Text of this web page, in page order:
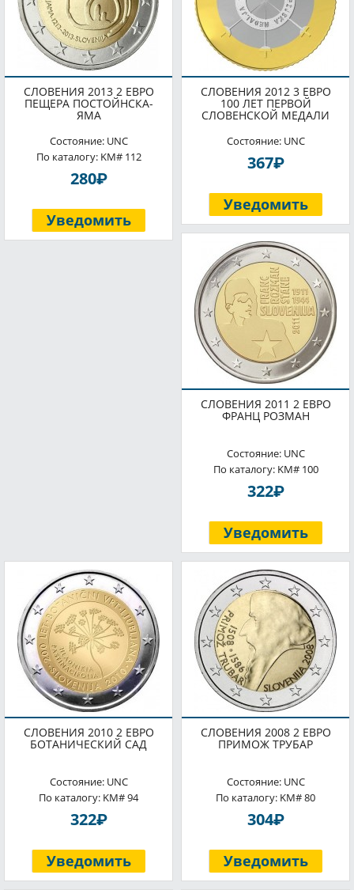
СЛОВЕНИЯ 2013 2 ЕВРО
ПЕЩЕРА ПОСТОЙНСКА-
ЯМА
Состояние: UNC
По каталогу: KM# 112
280P
Уведомить
СЛОВЕНИЯ 2012 3 ЕВРО
100 ЛЕТ ПЕРВОЙ
СЛОВЕНСКОЙ МЕДАЛИ
Состояние: UNC
367P
Уведомить
СЛОВЕНИЯ 2011 2 ЕВРО
ФРАНЦ РОЗМАН
Состояние: UNC
По каталогу: KM# 100
322P
Уведомить
СЛОВЕНИЯ 2010 2 ЕВРО
БОТАНИЧЕСКИЙ САД
Состояние: UNC
По каталогу: KM# 94
322P
Уведомить
СЛОВЕНИЯ 2008 2 ЕВРО
ПРИМОЖ ТРУБАР
Состояние: UNC
По каталогу: KM# 80
304P
Уведомить